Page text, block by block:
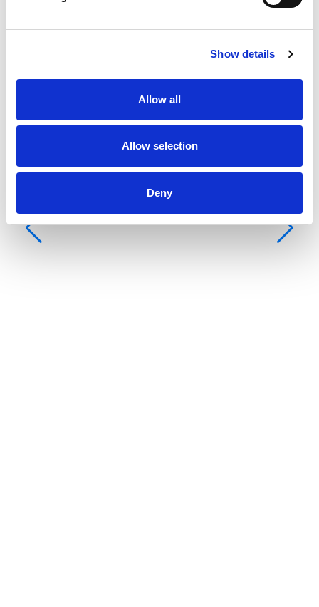
Show details
Allow all
Allow selection
Deny